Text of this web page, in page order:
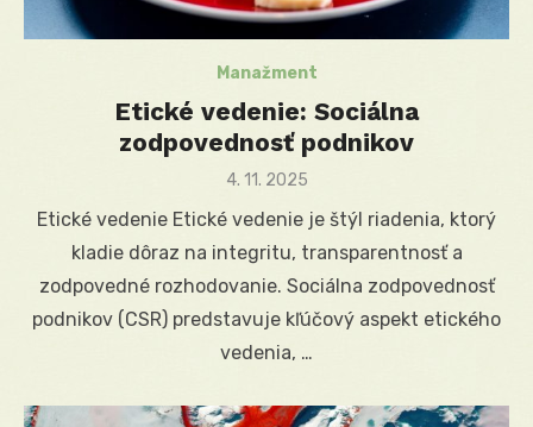
Manažment
Etické vedenie: Sociálna
zodpovednosť podnikov
Posted
4. 11. 2025
Etické vedenie Etické vedenie je štýl riadenia, ktorý
kladie dôraz na integritu, transparentnosť a
zodpovedné rozhodovanie. Sociálna zodpovednosť
podnikov (CSR) predstavuje kľúčový aspekt etického
vedenia, …